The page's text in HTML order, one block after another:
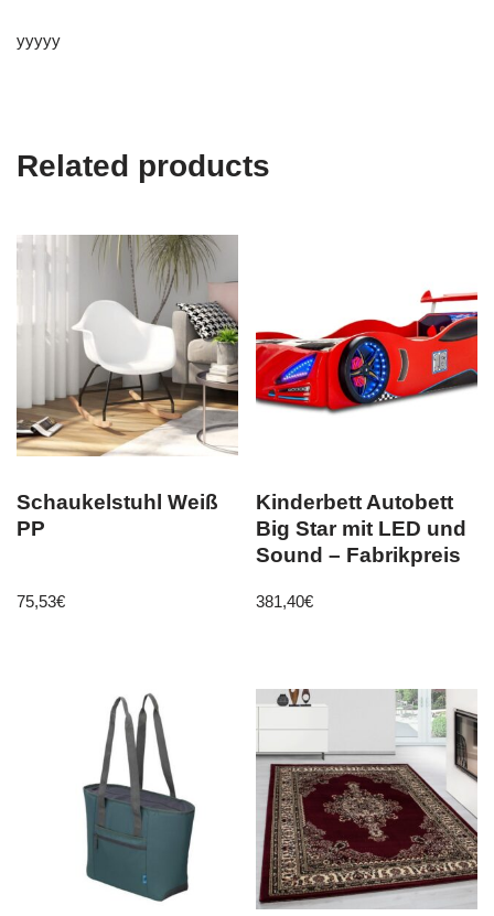
yyyyy
Related products
Schaukelstuhl Weiß
PP
75,53€
Kinderbett Autobett
Big Star mit LED und
Sound – Fabrikpreis
381,40€